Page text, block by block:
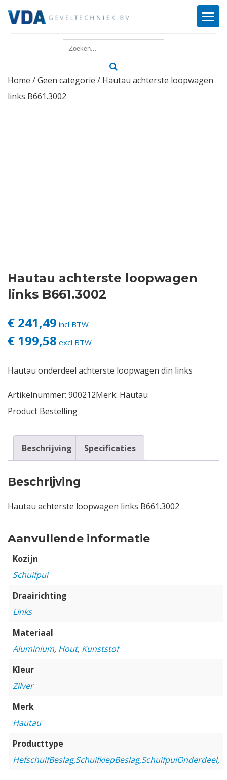
Reparatie
Login
Home /Geen categorie / Hautau achterste loopwagen
links B661.3002
Hautau achterste loopwagen
links B661.3002
€ 241,49 incl BTW
€ 199,58 excl BTW
Hautau onderdeel achterste loopwagen din links
Artikelnummer: 900212Merk: Hautau
Product Bestelling
Beschrijving Specificaties
Beschrijving
Hautau achterste loopwagen links B661.3002
Aanvullende informatie
Kozijn
Schuifpui
Draairichting
Links
Materiaal
Aluminium, Hout, Kunststof
Kleur
Zilver
Merk
Hautau
Producttype
HefschuifBeslag,SchuifkiepBeslag,SchuifpuiOnderdeel,